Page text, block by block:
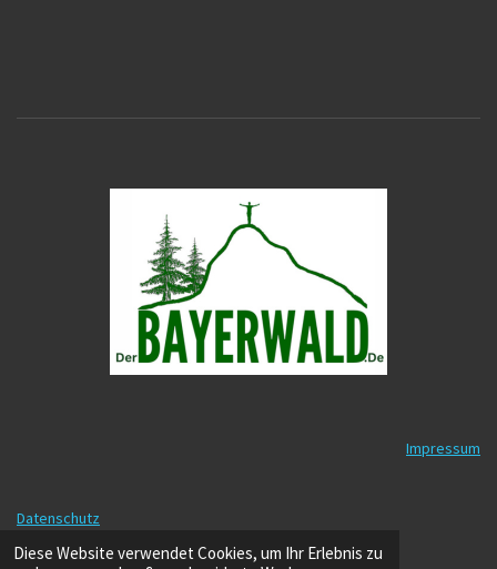
Diese Website verwendet Cookies, um Ihr Erlebnis zu
Impressum
Datenschutz